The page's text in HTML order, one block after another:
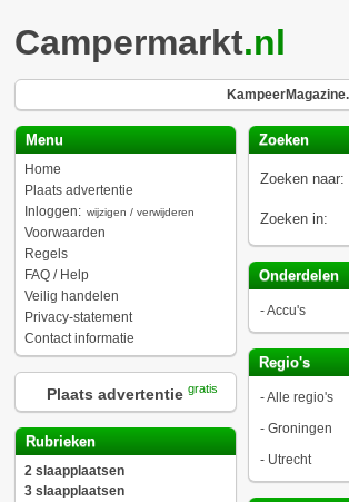
Campermarkt.nl
Menu
Home
Plaats advertentie
Inloggen: wijzigen / verwijderen
Voorwaarden
Regels
FAQ / Help
Veilig handelen
Privacy-statement
Contact informatie
Plaats advertentie gratis
Rubrieken
2 slaapplaatsen
3 slaapplaatsen
Zoeken
Zoeken naar:
Zoeken in:
Onderdelen
-Accu's
Regio's
-Alle regio's
- Groningen
- Utrecht